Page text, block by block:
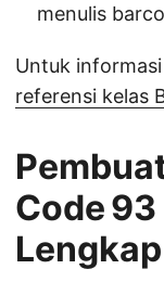
menulis
Untuk
referensi kelas
Code
Lengkap